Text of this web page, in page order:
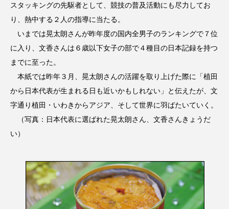
スタッキングの先駆者として、競技の普及活動にも尽力してお
り、熱中する２人の指導に当たる。
いまでは晃太朗さんが昨年度の国内全男子のランキングで７位
に入り、文香さんは６歳以下女子の部で４種目の日本記録を持つ
までに至った。
本紙では昨年３月、晃太朗さんの活躍を取り上げた際に「植田
から日本代表が生まれる日も近いかもしれない」と伝えたが、文
字通り植田・いわきからアジア、そして世界に羽ばたいていく。
（写真：日本代表に選ばれた晃太朗さん、文香さんきょうだ
い）